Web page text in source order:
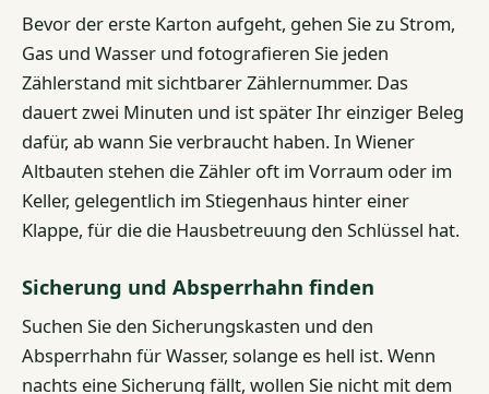
Bevor der erste Karton aufgeht, gehen Sie zu Strom,
Gas und Wasser und fotografieren Sie jeden
Zählerstand mit sichtbarer Zählernummer. Das
dauert zwei Minuten und ist später Ihr einziger Beleg
dafür, ab wann Sie verbraucht haben. In Wiener
Altbauten stehen die Zähler oft im Vorraum oder im
Keller, gelegentlich im Stiegenhaus hinter einer
Klappe, für die die Hausbetreuung den Schlüssel hat.
Sicherung und Absperrhahn finden
Suchen Sie den Sicherungskasten und den
Absperrhahn für Wasser, solange es hell ist. Wenn
nachts eine Sicherung fällt, wollen Sie nicht mit dem